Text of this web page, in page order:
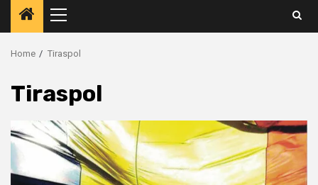
Primary
Menu
Home Tiraspol
Tiraspol